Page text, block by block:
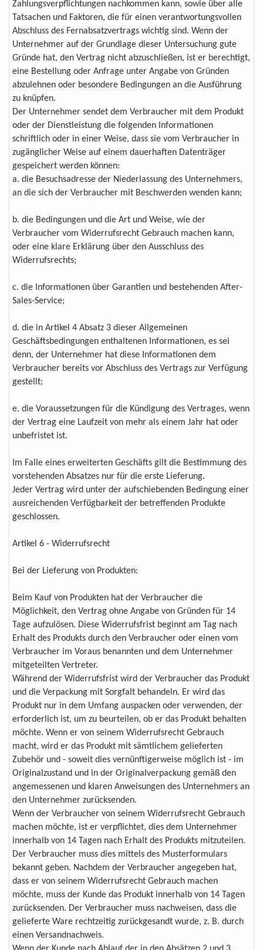
Zahlungsverpflichtungen nachkommen kann, sowie über alle
Tatsachen und Faktoren, die für einen verantwortungsvollen
Abschluss des Fernabsatzvertrags wichtig sind. Wenn der
Unternehmer auf der Grundlage dieser Untersuchung gute
Gründe hat, den Vertrag nicht abzuschließen, ist er berechtigt,
eine Bestellung oder Anfrage unter Angabe von Gründen
abzulehnen oder besondere Bedingungen an die Ausführung
zu knüpfen.
Der Unternehmer sendet dem Verbraucher mit dem Produkt
oder der Dienstleistung die folgenden Informationen
schriftlich oder in einer Weise, dass sie vom Verbraucher in
zugänglicher Weise auf einem dauerhaften Datenträger
gespeichert werden können:
a. die Besuchsadresse der Niederlassung des Unternehmers,
an die sich der Verbraucher mit Beschwerden wenden kann;
b. die Bedingungen und die Art und Weise, wie der
Verbraucher vom Widerrufsrecht Gebrauch machen kann,
oder eine klare Erklärung über den Ausschluss des
Widerrufsrechts;
c. die Informationen über Garantien und bestehenden After-
Sales-Service;
d. die in Artikel 4 Absatz 3 dieser Allgemeinen
Geschäftsbedingungen enthaltenen Informationen, es sei
denn, der Unternehmer hat diese Informationen dem
Verbraucher bereits vor Abschluss des Vertrags zur Verfügung
gestellt;
e. die Voraussetzungen für die Kündigung des Vertrages, wenn
der Vertrag eine Laufzeit von mehr als einem Jahr hat oder
unbefristet ist.
Im Falle eines erweiterten Geschäfts gilt die Bestimmung des
vorstehenden Absatzes nur für die erste Lieferung.
Jeder Vertrag wird unter der aufschiebenden Bedingung einer
ausreichenden Verfügbarkeit der betreffenden Produkte
geschlossen.
Artikel 6 - Widerrufsrecht
Bei der Lieferung von Produkten:
Beim Kauf von Produkten hat der Verbraucher die
Möglichkeit, den Vertrag ohne Angabe von Gründen für 14
Tage aufzulösen. Diese Widerrufsfrist beginnt am Tag nach
Erhalt des Produkts durch den Verbraucher oder einen vom
Verbraucher im Voraus benannten und dem Unternehmer
mitgeteilten Vertreter.
Während der Widerrufsfrist wird der Verbraucher das Produkt
und die Verpackung mit Sorgfalt behandeln. Er wird das
Produkt nur in dem Umfang auspacken oder verwenden, der
erforderlich ist, um zu beurteilen, ob er das Produkt behalten
möchte. Wenn er von seinem Widerrufsrecht Gebrauch
macht, wird er das Produkt mit sämtlichem gelieferten
Zubehör und - soweit dies vernünftigerweise möglich ist - im
Originalzustand und in der Originalverpackung gemäß den
angemessenen und klaren Anweisungen des Unternehmers an
den Unternehmer zurücksenden.
Wenn der Verbraucher von seinem Widerrufsrecht Gebrauch
machen möchte, ist er verpflichtet, dies dem Unternehmer
innerhalb von 14 Tagen nach Erhalt des Produkts mitzuteilen.
Der Verbraucher muss dies mittels des Musterformulars
bekannt geben. Nachdem der Verbraucher angegeben hat,
dass er von seinem Widerrufsrecht Gebrauch machen
möchte, muss der Kunde das Produkt innerhalb von 14 Tagen
zurücksenden. Der Verbraucher muss nachweisen, dass die
gelieferte Ware rechtzeitig zurückgesandt wurde, z. B. durch
einen Versandnachweis.